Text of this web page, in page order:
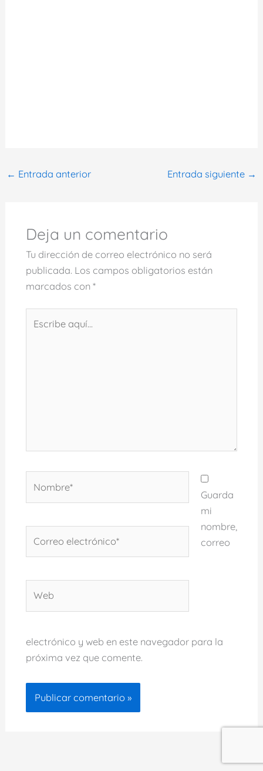
← Entrada anterior Entrada siguiente →
Deja un comentario
Tu dirección de correo electrónico no será
publicada. Los campos obligatorios están
marcados con *
electrónico*
Guarda
mi
nombre,
correo
electrónico y web en este navegador para la
próxima vez que comente.